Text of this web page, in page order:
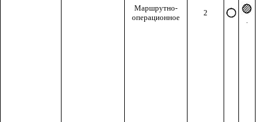
Маршрутно-
операционное
2
.